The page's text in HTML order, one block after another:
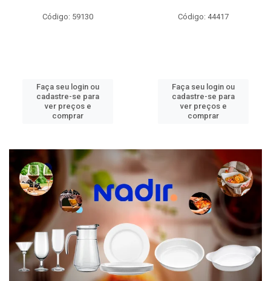
Código: 59130
Faça seu login ou
cadastre-se para
ver preços e
comprar
Código: 44417
Faça seu login ou
cadastre-se para
ver preços e
comprar